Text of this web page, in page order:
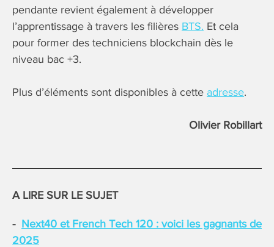
pendante revient également à développer
l’apprentissage à travers les filières BTS. Et cela
pour former des techniciens blockchain dès le
niveau bac +3.
Plus d’éléments sont disponibles à cette adresse.
Olivier Robillart
A LIRE SUR LE SUJET
Next40 et French Tech 120 : voici les gagnants de
2025